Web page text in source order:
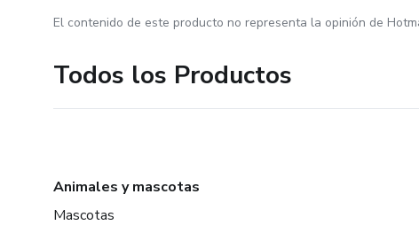
El contenido de este producto no representa la opinión de
Todos los Productos
Animales y mascotas
Mascotas